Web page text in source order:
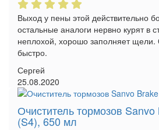
Выход у пены этой действительно
остальные аналоги нервно курят в
неплохой, хорошо заполняет щели.
быстро.
Сергей
25.08.2020
Очиститель тормозов
(S4), 650 мл